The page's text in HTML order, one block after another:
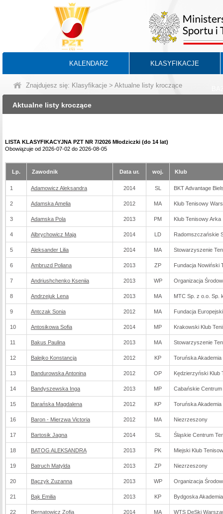
KALENDARZ KLASYFIKACJE
Znajdujesz się: Klasyfikacje > Aktualne listy kroczące
Aktualne listy kroczące
LISTA KLASYFIKACYJNA PZT NR 7/2026 Młodziczki (do 14 lat)
Obowiązuje od 2026-07-02 do 2026-08-05
Lp. Zawodnik Data ur. woj. Klub
1 Adamowicz Aleksandra 2014 SL BKT Advantage
2 Adamska Amelia 2012 MA Klub Tenisowy
3 Adamska Pola 2013 PM Klub Tenisowy Arka
4 Albrychowicz Maja 2014 LD Radomszczańskie
5 Aleksander Lilia 2014 MA Stowarzyszenie
6 Ambruzd Poliana 2013 ZP Fundacja Nowiński
7 Andriushchenko Kseniia 2013 WP Organizacja
8 Andrzejuk Lena 2013 MA MTC Sp. z o.o. Sp.
9 Antczak Sonia 2012 MA Fundacja
10 Antosikowa Sofia 2014 MP Krakowski Klub
11 Bakus Paulina 2013 MA Stowarzyszenie
12 Balejko Konstancja 2012 KP Toruńska Akademia
13 Bandurowska Antonina 2012 OP Kędzierzyński Klub
14 Bandyszewska Inga 2013 MP Cabańskie
15 Barańska Magdalena 2012 KP Toruńska Akademia
16 Baron - Mierzwa Victoria 2012 MA Niezrzeszony
17 Bartosik Jagna 2014 SL Śląskie Centrum
18 BATOG ALEKSANDRA 2013 PK Miejski Klub
19 Batruch Matylda 2013 ZP Niezrzeszony
20 Bączyk Zuzanna 2013 WP Organizacja
21 Bąk Emilia 2013 KP Bydgoska
22 Bernatowicz Zofia 2014 MA WTS DeSki